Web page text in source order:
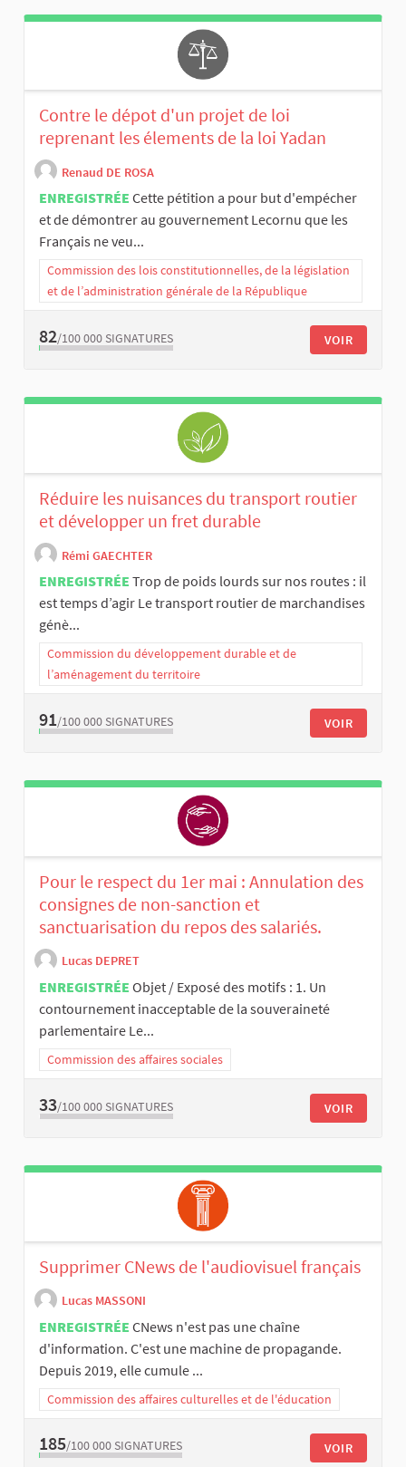
Contre le dépot d'un projet de loi
reprenant les élements de la loi Yadan
Renaud DE ROSA
ENREGISTRÉE Cette pétition a pour but d'empécher
et de démontrer au gouvernement Lecornu que les
Français ne veu...
Commission des lois constitutionnelles, de la législation
et de l’administration générale de la République
82/100 000 SIGNATURES VOIR
Réduire les nuisances du transport routier
et développer un fret durable
Rémi GAECHTER
ENREGISTRÉE Trop de poids lourds sur nos routes : il
est temps d’agir Le transport routier de marchandises
génè...
Commission du développement durable et de
l’aménagement du territoire
91/100 000 SIGNATURES VOIR
Pour le respect du 1er mai : Annulation des
consignes de non-sanction et
sanctuarisation du repos des salariés.
Lucas DEPRET
ENREGISTRÉE Objet / Exposé des motifs : 1. Un
contournement inacceptable de la souveraineté
parlementaire Le...
Commission des affaires sociales
33/100 000 SIGNATURES VOIR
Supprimer CNews de l'audiovisuel français
Lucas MASSONI
ENREGISTRÉE CNews n'est pas une chaîne
d'information. C'est une machine de propagande.
Depuis 2019, elle cumule ...
Commission des affaires culturelles et de l'éducation
185/100 000 SIGNATURES VOIR